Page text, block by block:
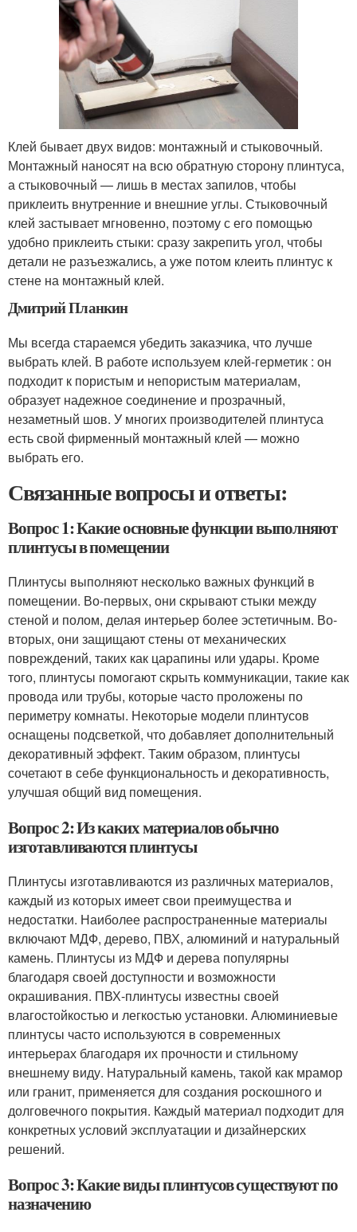
Клей бывает двух видов: монтажный и стыковочный.
Монтажный наносят на всю обратную сторону плинтуса,
а стыковочный — лишь в местах запилов, чтобы
приклеить внутренние и внешние углы. Стыковочный
клей застывает мгновенно, поэтому с его помощью
удобно приклеить стыки: сразу закрепить угол, чтобы
детали не разъезжались, а уже потом клеить плинтус к
стене на монтажный клей.
Дмитрий Планкин
Мы всегда стараемся убедить заказчика, что лучше
выбрать клей. В работе используем клей-герметик : он
подходит к пористым и непористым материалам,
образует надежное соединение и прозрачный,
незаметный шов. У многих производителей плинтуса
есть свой фирменный монтажный клей — можно
выбрать его.
Связанные вопросы и ответы:
Вопрос 1: Какие основные функции выполняют
плинтусы в помещении
Плинтусы выполняют несколько важных функций в
помещении. Во-первых, они скрывают стыки между
стеной и полом, делая интерьер более эстетичным. Во-
вторых, они защищают стены от механических
повреждений, таких как царапины или удары. Кроме
того, плинтусы помогают скрыть коммуникации, такие как
провода или трубы, которые часто проложены по
периметру комнаты. Некоторые модели плинтусов
оснащены подсветкой, что добавляет дополнительный
декоративный эффект. Таким образом, плинтусы
сочетают в себе функциональность и декоративность,
улучшая общий вид помещения.
Вопрос 2: Из каких материалов обычно
изготавливаются плинтусы
Плинтусы изготавливаются из различных материалов,
каждый из которых имеет свои преимущества и
недостатки. Наиболее распространенные материалы
включают МДФ, дерево, ПВХ, алюминий и натуральный
камень. Плинтусы из МДФ и дерева популярны
благодаря своей доступности и возможности
окрашивания. ПВХ-плинтусы известны своей
влагостойкостью и легкостью установки. Алюминиевые
плинтусы часто используются в современных
интерьерах благодаря их прочности и стильному
внешнему виду. Натуральный камень, такой как мрамор
или гранит, применяется для создания роскошного и
долговечного покрытия. Каждый материал подходит для
конкретных условий эксплуатации и дизайнерских
решений.
Вопрос 3: Какие виды плинтусов существуют по
назначению